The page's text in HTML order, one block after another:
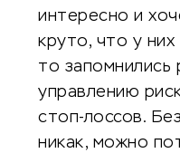
интересно и
круто, что у
то запомнились
управлению
стоп-лоссов.
никак, можно